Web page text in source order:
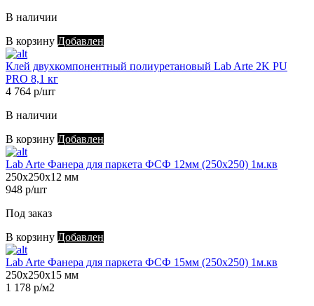
В наличии
В корзину Добавлен
Клей двухкомпонентный полиуретановый Lab Arte 2K PU
PRO 8,1 кг
4 764 р/шт
В наличии
В корзину Добавлен
Lab Arte Фанера для паркета ФСФ 12мм (250х250) 1м.кв
250х250х12 мм
948 р/шт
Под заказ
В корзину Добавлен
Lab Arte Фанера для паркета ФСФ 15мм (250х250) 1м.кв
250х250х15 мм
1 178 р/м2